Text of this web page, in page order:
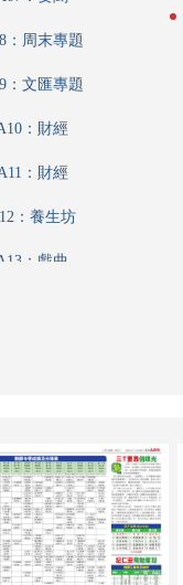
：周末專題
：文匯專題
：財經
：財經
：養生坊
：戲曲
：體育
：國際專題
：國際